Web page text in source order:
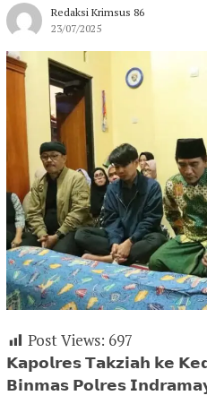
Redaksi Krimsus 86
23/07/2025
Post Views: 697
𝗞𝗮𝗽𝗼𝗹𝗿𝗲𝘀 𝗧𝗮𝗸𝘇𝗶𝗮𝗵 𝗸𝗲
𝗕𝗶𝗻𝗺𝗮𝘀 𝗣𝗼𝗹𝗿𝗲𝘀